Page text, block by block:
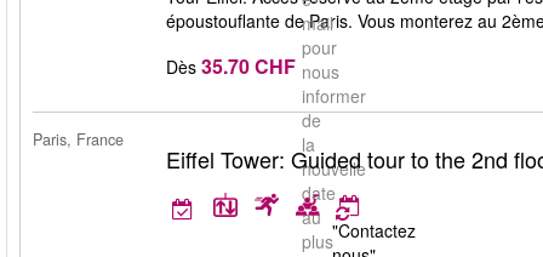
mail
pour
nous
informer
de
la
nouvelle
date
au
plus
époustouflante de Paris. Vous monterez au
Dès 35.70 CHF
Paris, France
Eiffel Tower: Guided tour to the 2nd
"Contactez